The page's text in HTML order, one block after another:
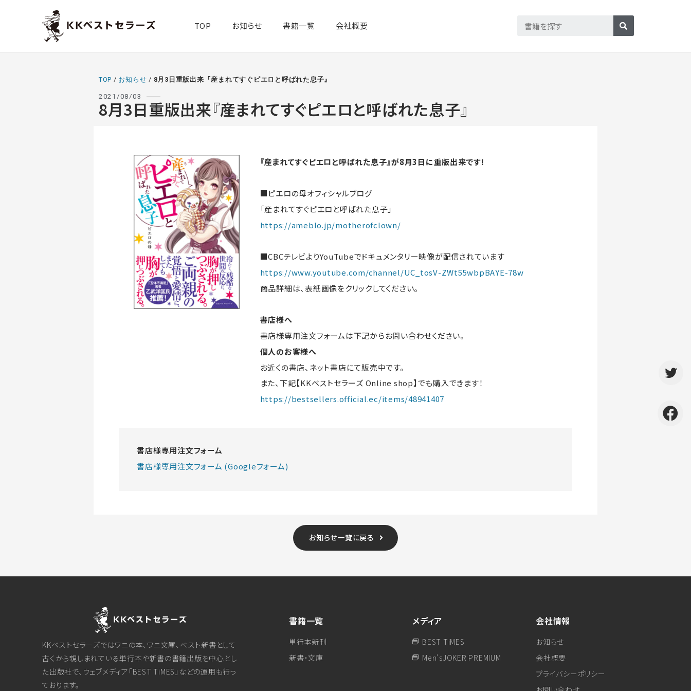
TOP お知らせ 書籍一覧​ 会社概要
TOP / お知らせ / 8月3日重版出来『産まれてすぐピエロと呼ばれた息子』
2021/08/03
8月3日重版出来『産まれてすぐピエロと呼ばれた息子』
『産まれてすぐピエロと呼ばれた息子』が8月3日に重版出来です！
■ピエロの母オフィシャルブログ
「産まれてすぐピエロと呼ばれた息子」
https://ameblo.jp/motherofclown/
■CBCテレビよりYouTubeでドキュメンタリー映像が配信されています
https://www.youtube.com/channel/UC_tosV-ZWt55wbpBAYE-78w
商品詳細は、表紙画像をクリックしてください。
書店様へ
書店様専用注文フォームは下記からお問い合わせください。
個人のお客様へ
お近くの書店、ネット書店にて販売中です。
また、下記【KKベストセラーズ Online shop】でも購入できます！
https://bestsellers.official.ec/items/48941407
書店様専用注文フォーム
書店様専用注文フォーム (Googleフォーム)
お知らせ一覧に戻る
KKベストセラーズではワニの本、ワニ文庫、ベスト新書として
古くから親しまれている単行本や新書の書籍出版を中心とし
た出版社で、ウェブメディア「BEST TiMES」などの運用も行っ
ております。
書籍一覧
単行本新刊
新書・文庫
メディア
BEST TiMES
Men'sJOKER PREMIUM
会社情報
お知らせ
会社概要
プライバシーポリシー